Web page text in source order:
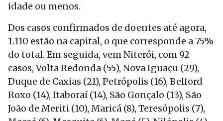
idade ou menos.
Dos casos confirmados de doentes até agora,
1.110 estão na capital, o que corresponde a 75%
do total. Em seguida, vem Niterói, com 92
casos, Volta Redonda (55), Nova Iguaçu (29),
Duque de Caxias (21), Petrópolis (16), Belford
Roxo (14), Itaboraí (14), São Gonçalo (13), São
João de Meriti (10), Maricá (8), Teresópolis (7),